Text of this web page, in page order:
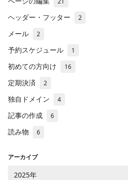
ヘッダー・フッター 2
メール 2
予約スケジュール 1
初めての方向け 16
定期決済 2
独自ドメイン 4
記事の作成 6
読み物 6
アーカイブ
2025年